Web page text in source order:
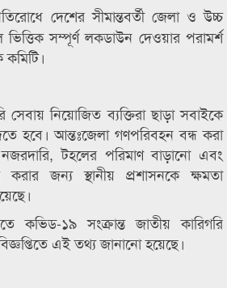
দেশের সীমান্তবর্তী জেলা ও উচ্চ
সম্পূর্ণ লকডাউন দেওয়ার পরামর্শ
কমিটি।
নিয়োজিত ব্যক্তিরা ছাড়া সবাইকে
হবে। আন্তঃজেলা গণপরিবহন বন্ধ করা
টহলের পরিমাণ বাড়ানো এবং
করার জন্য স্থানীয় প্রশাসনকে ক্ষমতা
কভিড-১৯ সংক্রান্ত জাতীয় কারিগরি
এই তথ্য জানানো হয়েছে।